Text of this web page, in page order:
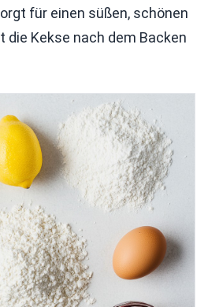
für einen süßen, schönen
die Kekse nach dem Backen